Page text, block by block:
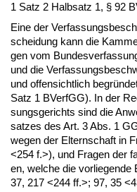
1 Satz 2 Halb­satz 1, § 92
Ei­ne der
schei­dung kann die
gen vom
und die
und of­fen­sicht­lich
Satz 1 BVerfGG). In der
sungs­ge­richts sind die
sat­zes des Art. 3 Abs. 1
we­gen der El­tern­schaft in
<254 f.>), und Fra­gen der
en, wel­che die vor­lie­gen­de
37, 217 <244 ff.>; 97, 35